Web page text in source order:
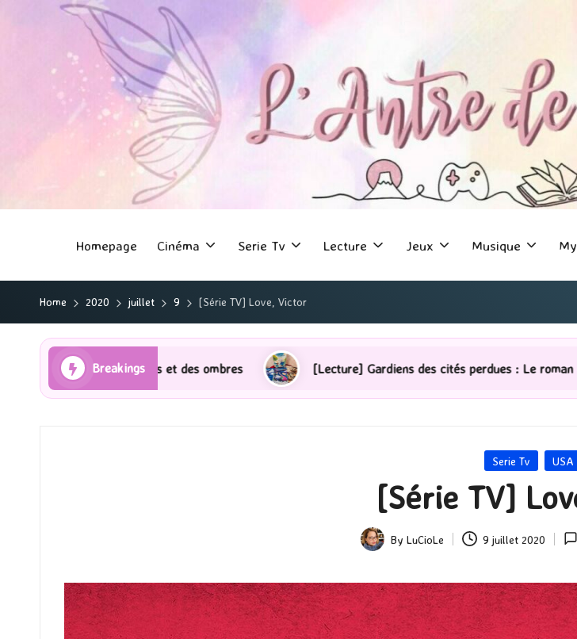
Homepage Cinéma Serie Tv Lecture Jeux Musique
Home 2020 juillet 9 [Série TV] Love, Victor
Breakings
[Lecture] Gardiens des cités perdues : Le roman graphique Tome 1 Partie 2
Posted
Serie Tv USA
[Série TV]
Posted
ByLuCioLe 9 juillet 2020